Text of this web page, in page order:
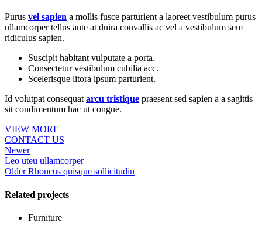
Purus vel sapien a mollis fusce parturient a laoreet vestibulum purus
ullamcorper tellus ante at duira convallis ac vel a vestibulum sem
ridiculus sapien.
Suscipit habitant vulputate a porta.
Consectetur vestibulum cubilia acc.
Scelerisque litora ipsum parturient.
Id volutpat consequat arcu tristique praesent sed sapien a a sagittis
sit condimentum hac ut congue.
VIEW MORE
CONTACT US
Newer
Leo uteu ullamcorper
Older Rhoncus quisque sollicitudin
Related projects
Furniture